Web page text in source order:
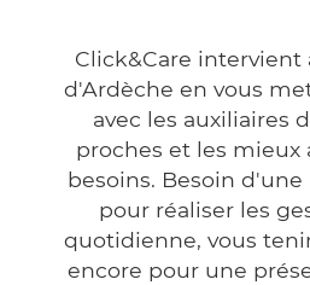
Click&Care intervient
d'Ardèche en vous
avec les auxiliaires
proches et les mieux
besoins. Besoin d'une
pour réaliser les
quotidienne, vous
encore pour une